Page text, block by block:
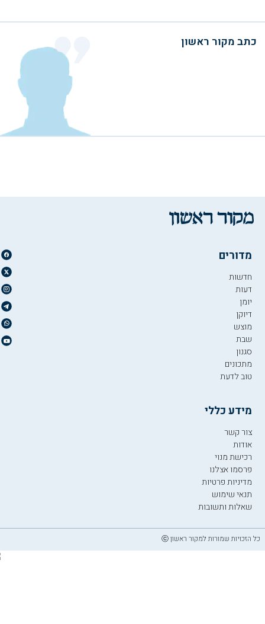
כתב מקור ראשון
מדורים
חדשות
דעות
יומן
דיוקן
מוצש
שבת
סגנון
מתכונים
טוב לדעת
מידע כללי
צור קשר
אודות
רכישת מנוי
פרסמו אצלנו
מדיניות פרטיות
תנאי שימוש
שאלות ותשובות
כל הזכויות שמורות למקור ראשון ⓒ